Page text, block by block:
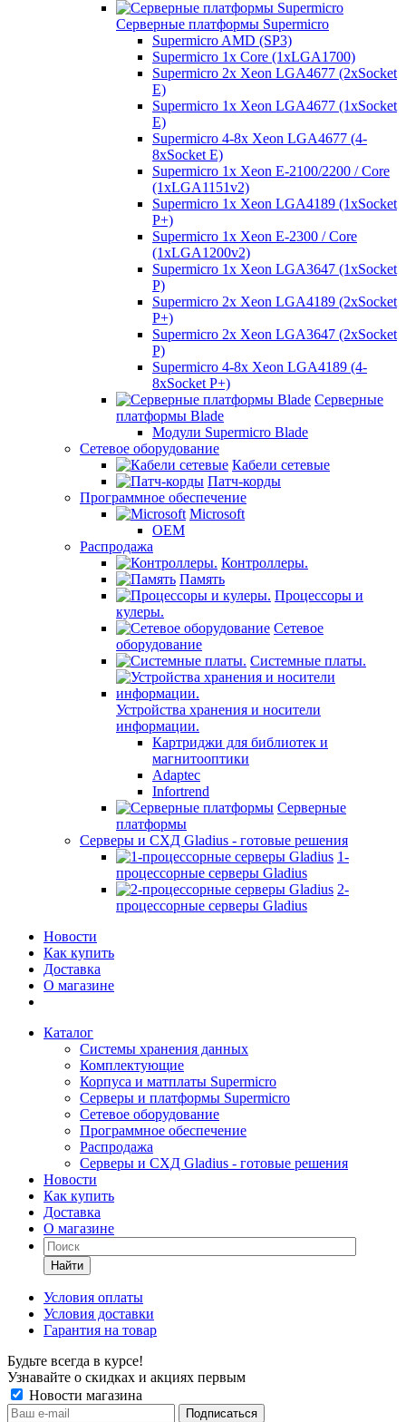
Серверные платформы Supermicro
Supermicro AMD (SP3)
Supermicro 1x Core (1xLGA1700)
Supermicro 2x Xeon LGA4677 (2xSocket
E)
Supermicro 1x Xeon LGA4677 (1xSocket
E)
Supermicro 4-8x Xeon LGA4677 (4-
8xSocket E)
Supermicro 1x Xeon E-2100/2200 / Core
(1xLGA1151v2)
Supermicro 1x Xeon LGA4189 (1xSocket
P+)
Supermicro 1x Xeon E-2300 / Core
(1xLGA1200v2)
Supermicro 1x Xeon LGA3647 (1xSocket
P)
Supermicro 2x Xeon LGA4189 (2xSocket
P+)
Supermicro 2x Xeon LGA3647 (2xSocket
P)
Supermicro 4-8x Xeon LGA4189 (4-
8xSocket P+)
Серверные
платформы Blade
Модули Supermicro Blade
Сетевое оборудование
Кабели сетевые
Патч-корды
Программное обеспечение
Microsoft
OEM
Распродажа
Контроллеры.
Память
Процессоры и
кулеры.
Сетевое
оборудование
Системные платы.
Устройства хранения и носители
информации.
Картриджи для библиотек и
магнитооптики
Adaptec
Infortrend
Серверные
платформы
Серверы и СХД Gladius - готовые решения
1-
процессорные серверы Gladius
2-
процессорные серверы Gladius
Новости
Как купить
Доставка
О магазине
Каталог
Системы хранения данных
Комплектующие
Корпуса и матплаты Supermicro
Серверы и платформы Supermicro
Сетевое оборудование
Программное обеспечение
Распродажа
Серверы и СХД Gladius - готовые решения
Новости
Как купить
Доставка
О магазине
Найти
Условия оплаты
Условия доставки
Гарантия на товар
Будьте всегда в курсе!
Узнавайте о скидках и акциях первым
Новости магазина